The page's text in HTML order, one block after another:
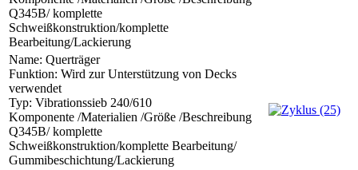
Q345B/ komplette
Schweißkonstruktion/komplette
Bearbeitung/Lackierung
Name: Querträger
Funktion: Wird zur Unterstützung von Decks
verwendet
Typ: Vibrationssieb 240/610
Komponente /Materialien /Größe /Beschreibung
Q345B/ komplette
Schweißkonstruktion/komplette Bearbeitung/
Gummibeschichtung/Lackierung